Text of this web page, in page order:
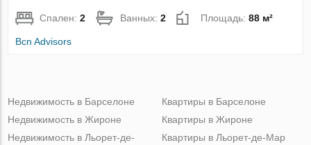
Спален:2 Ванных:2 Площадь:88 м²
Bcn Advisors
Недвижимость в Барселоне
Недвижимость в Жироне
Недвижимость в Льорет-де-
Квартиры в Барселоне
Квартиры в Жироне
Квартиры в Льорет-де-Мар